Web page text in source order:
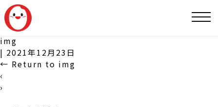
img
| 2021年12月23日
← Return to img
‹
›